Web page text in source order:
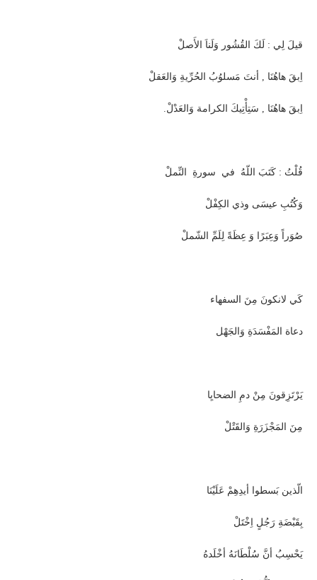
قيلَ لِي : لَكَ القُشُور وَلَناَ الأَصلْ
اِبقَ هاهُنَا , أنتَ مَسلوُبُ الحُرِّيةِ وَالعَقلْ
.اِبقَ هاهُنَا , سَتِأْتِيكَ الكرامة وَالعَدْلْ
قُلْتُ : كَتَبَ اللّهُ في سورةِ النِّملْ
وَكُتُبِ عيسَى وذي الكِفْلْ
صُوَراً وَعِبَرًا وَ عِظَةً لِلَمِّ الشّملْ
كَي لانكونَ مِنَ السفهاء
دعاة المَفْسَدَةِ وَالجَهْل
يَرْتَزِقونَ مِنْ دمِ الضحايِا
مِنَ المَجْزَرَةِ وَالقَتْلْ
الّذين بَسطوا أيدِهِمْ عَلَيْنَا
بِقَبْضَةِ رَجُلٍ اِخْتَلْ
يَحْسِبُ أنَّ سُلْطَانَهُ أخْلَدهُ